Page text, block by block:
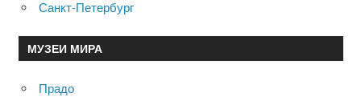
Санкт-Петербург
МУЗЕИ МИРА
Прадо